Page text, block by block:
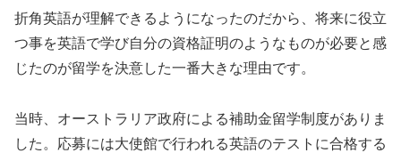
折角英語が理解できるようになったのだから、将来に役立
つ事を英語で学び自分の資格証明のようなものが必要と感
じたのが留学を決意した一番大きな理由です。
当時、オーストラリア政府による補助金留学制度がありま
した。応募には大使館で行われる英語のテストに合格する